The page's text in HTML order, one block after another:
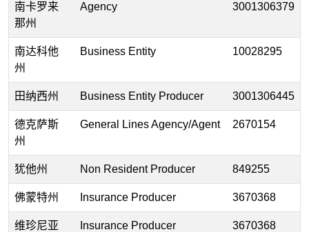
南卡罗来
那州
Agency 3001306379
南达科他
州
Business Entity 10028295
田纳西州 Business Entity Producer 3001306445
德克萨斯
州
General Lines Agency/Agent 2670154
犹他州 Non Resident Producer 849255
佛蒙特州 Insurance Producer 3670368
维珍尼亚
Insurance Producer 3670368